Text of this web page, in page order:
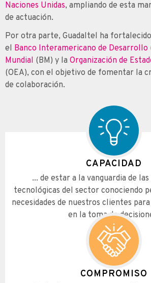
Naciones Unidas, ampliando de esta
de actuación.
Por otra parte, Guadaltel ha
el Banco Interamericano de Desarrollo
Mundial (BM) y la Organización de
(OEA), con el objetivo de fomentar la
de colaboración.
CAPACIDAD
... de estar a la vanguardia de
tecnológicas del sector conociendo
necesidades de nuestros clientes
en la toma de
COMPROMISO